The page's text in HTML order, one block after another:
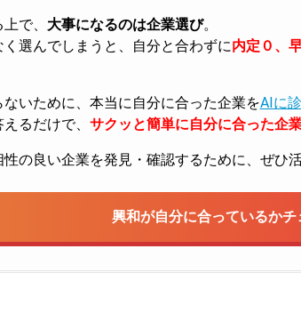
で、 大事になるのは企業選び。
く選んでしまうと、自分と合わずに内定０、
ないために、本当に自分に合った企業をAIに
るだけで、 サクッと簡単に自分に合った企
性の良い企業を発見・確認するために、ぜひ
興和が自分に合っているかチ